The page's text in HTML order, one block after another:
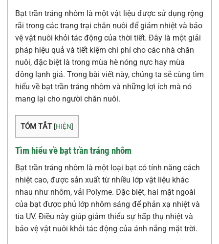
Bạt trần tráng nhôm là một vật liệu được sử dụng rộng
rãi trong các trang trại chăn nuôi để giảm nhiệt và bảo
vệ vật nuôi khỏi tác động của thời tiết. Đây là một giải
pháp hiệu quả và tiết kiệm chi phí cho các nhà chăn
nuôi, đặc biệt là trong mùa hè nóng nực hay mùa
đông lạnh giá. Trong bài viết này, chúng ta sẽ cùng tìm
hiểu về bạt trần tráng nhôm và những lợi ích mà nó
mang lại cho người chăn nuôi.
TÓM TẮT [HIỆN]
Tìm hiểu về bạt trần tráng nhôm
Bạt trần tráng nhôm là một loại bạt có tính năng cách
nhiệt cao, được sản xuất từ nhiều lớp vật liệu khác
nhau như nhôm, vải Polyme. Đặc biệt, hai mặt ngoài
của bạt được phủ lớp nhôm sáng để phản xạ nhiệt và
tia UV. Điều này giúp giảm thiểu sự hấp thụ nhiệt và
bảo vệ vật nuôi khỏi tác động của ánh nắng mặt trời.